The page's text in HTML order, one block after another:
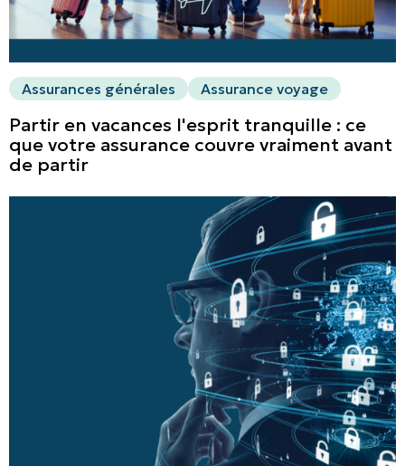
Assurances générales Assurance voyage
Partir en vacances l'esprit tranquille : ce
que votre assurance couvre vraiment avant
de partir